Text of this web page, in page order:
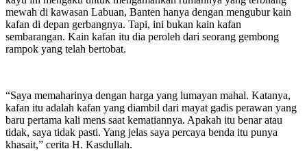
mewah di kawasan Labuan, Banten hanya dengan mengubur kain
kafan di depan gerbangnya. Tapi, ini bukan kain kafan
sembarangan. Kain kafan itu dia peroleh dari seorang gembong
rampok yang telah bertobat.
“Saya memaharinya dengan harga yang lumayan mahal. Katanya,
kafan itu adalah kafan yang diambil dari mayat gadis perawan yang
baru pertama kali mens saat kematiannya. Apakah itu benar atau
tidak, saya tidak pasti. Yang jelas saya percaya benda itu punya
khasait,” cerita H. Kasdullah.